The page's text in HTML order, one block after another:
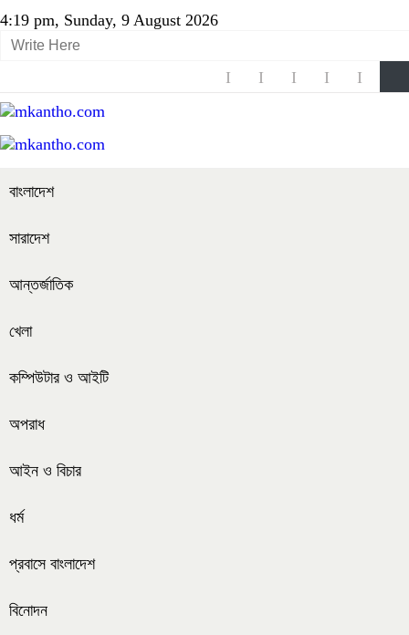
4:19 pm, Sunday, 9 August 2026
বাংলাদেশ
সারাদেশ
আন্তর্জাতিক
খেলা
কম্পিউটার ও আইটি
অপরাধ
আইন ও বিচার
ধর্ম
প্রবাসে বাংলাদেশ
বিনোদন